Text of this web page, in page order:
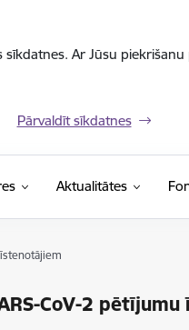
Ar Jūsu
Pārvaldīt sīkdatnes
Aktualitātes
CoV-2